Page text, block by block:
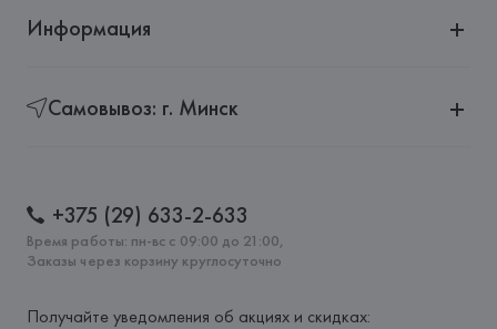
Информация
Самовывоз: г. Минск
+375 (29) 633-2-633
Время работы: пн-вс с 09:00 до 21:00,
Заказы через корзину круглосуточно
Получайте уведомления об акциях и скидках: